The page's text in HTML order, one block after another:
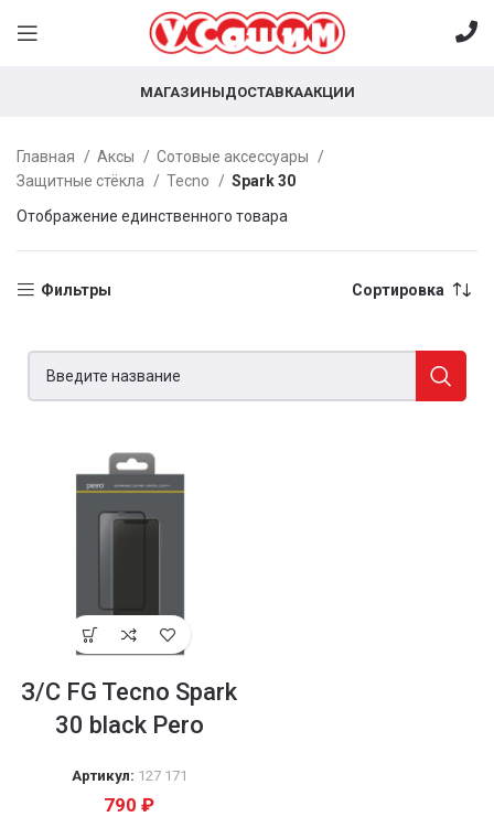
МАГАЗИНЫДОСТАВКААКЦИИ
Главная Аксы
Сотовые аксессуары
Защитные стёкла
Tecno
Spark 30
Отображение единственного товара
Фильтры Сортировка
З/С FG Tecno Spark
30 black Pero
Артикул: 127 171
790 ₽